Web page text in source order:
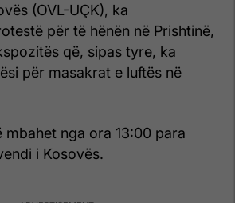
(OVL-UÇK), ka
për të hënën në Prishtinë,
që, sipas tyre, ka
për masakrat e luftës në
nga ora 13:00 para
i Kosovës.